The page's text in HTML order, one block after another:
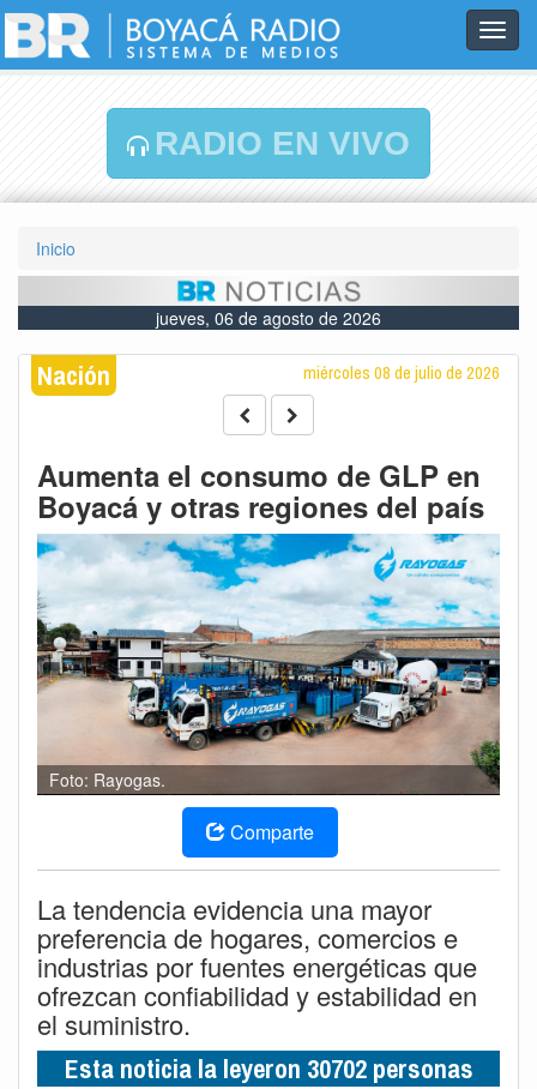
RADIO EN VIVO
Inicio
jueves, 06 de agosto de 2026
Nación miércoles 08 de julio de 2026
Aumenta el consumo de GLP en
Boyacá y otras regiones del país
Foto: Rayogas.
Comparte
La tendencia evidencia una mayor
preferencia de hogares, comercios e
industrias por fuentes energéticas que
ofrezcan confiabilidad y estabilidad en
el suministro.
Esta noticia la leyeron 30702 personas